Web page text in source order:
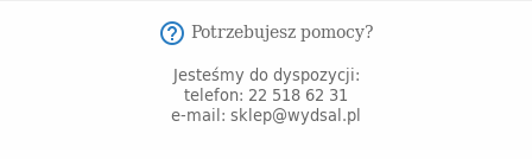
help_outline Potrzebujesz pomocy?
Jesteśmy do dyspozycji:
telefon: 22 518 62 31
e-mail: sklep@wydsal.pl